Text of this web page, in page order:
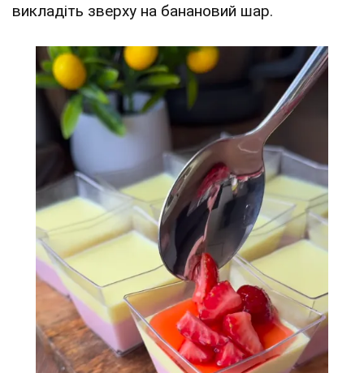
викладіть зверху на банановий шар.